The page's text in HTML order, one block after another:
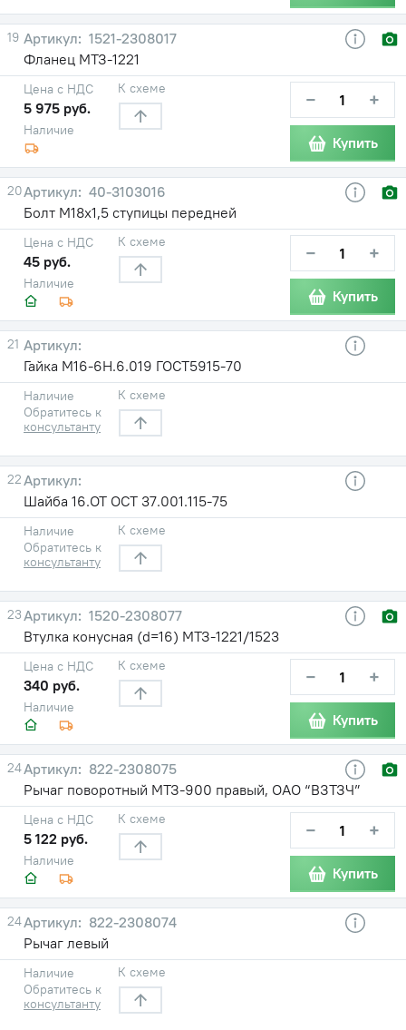
19
1521-2308017
Фланец МТЗ-1221
Наличие
Цена с НДС
5 975 руб.
К схеме − +
Купить
20
40-3103016
Болт М18х1,5 ступицы передней
Наличие
Цена с НДС
45 руб.
К схеме − +
Купить
21
Гайка М16-6Н.6.019 ГОСТ5915-70
Наличие
Обратитесь к
консультанту
К схеме
22
Шайба 16.ОТ ОСТ 37.001.115-75
Наличие
Обратитесь к
консультанту
К схеме
23
1520-2308077
Втулка конусная (d=16) МТЗ-1221/1523
Наличие
Цена с НДС
340 руб.
К схеме − +
Купить
24
822-2308075
Рычаг поворотный МТЗ-900 правый, ОАО “ВЗТЗЧ”
Наличие
Цена с НДС
5 122 руб.
К схеме − +
Купить
24
822-2308074
Рычаг левый
Наличие
Обратитесь к
консультанту
К схеме